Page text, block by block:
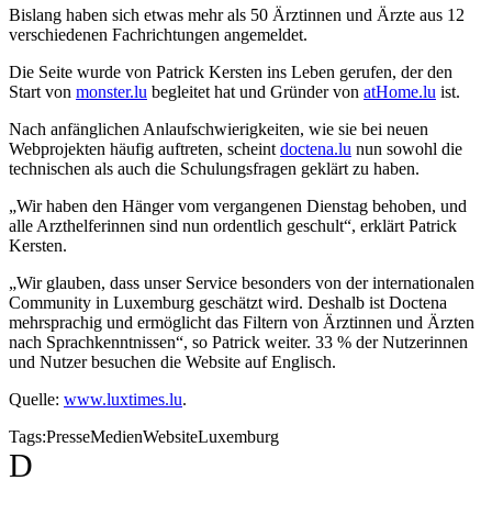
Bislang haben sich etwas mehr als 50 Ärztinnen und Ärzte aus 12
verschiedenen Fachrichtungen angemeldet.
Die Seite wurde von Patrick Kersten ins Leben gerufen, der den
Start von monster.lu begleitet hat und Gründer von atHome.lu ist.
Nach anfänglichen Anlaufschwierigkeiten, wie sie bei neuen
Webprojekten häufig auftreten, scheint doctena.lu nun sowohl die
technischen als auch die Schulungsfragen geklärt zu haben.
„Wir haben den Hänger vom vergangenen Dienstag behoben, und
alle Arzthelferinnen sind nun ordentlich geschult“, erklärt Patrick
Kersten.
„Wir glauben, dass unser Service besonders von der internationalen
Community in Luxemburg geschätzt wird. Deshalb ist Doctena
mehrsprachig und ermöglicht das Filtern von Ärztinnen und Ärzten
nach Sprachkenntnissen“, so Patrick weiter. 33 % der Nutzerinnen
und Nutzer besuchen die Website auf Englisch.
Quelle: www.luxtimes.lu.
Tags:PresseMedienWebsiteLuxemburg
D